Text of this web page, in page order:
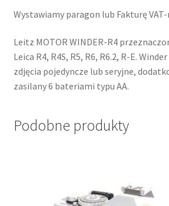
Wystawiamy paragon lub Fakturę
Leitz MOTOR WINDER-R4
Leica R4, R4S, R5, R6, R6.2, R-E.
zdjęcia pojedyncze lub seryjne,
zasilany 6 bateriami typu AA.
Podobne produkty